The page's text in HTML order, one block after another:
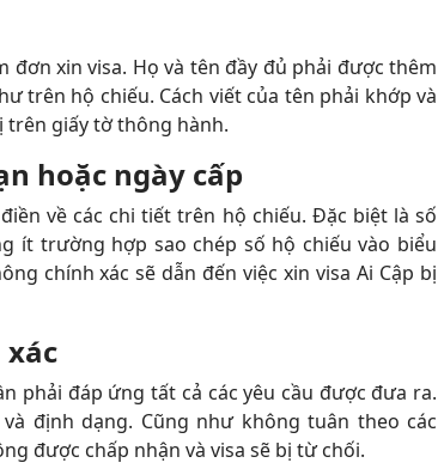
xin visa. Họ và tên đầy đủ phải được thêm
trên hộ chiếu. Cách viết của tên phải khớp và
trên giấy tờ thông hành.
hoặc ngày cấp
về các chi tiết trên hộ chiếu. Đặc biệt là số
ít trường hợp sao chép số hộ chiếu vào biểu
chính xác sẽ dẫn đến việc xin visa Ai Cập bị
phải đáp ứng tất cả các yêu cầu được đưa ra.
định dạng. Cũng như không tuân theo các
được chấp nhận và visa sẽ bị từ chối.